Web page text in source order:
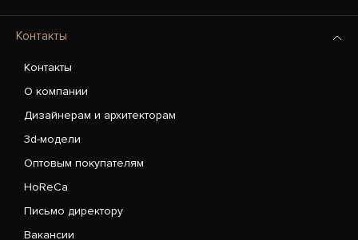
Контакты
Контакты
О компании
Дизайнерам и архитекторам
3d-модели
Оптовым покупателям
HoReCa
Письмо директору
Вакансии